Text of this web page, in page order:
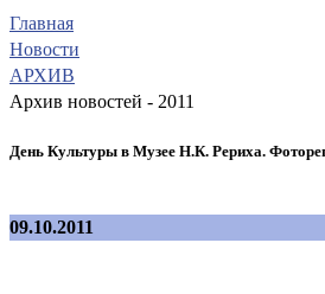
Главная
Новости
АРХИВ
Архив новостей - 2011
День Культуры в Музее Н.К. Рериха.
09.10.2011